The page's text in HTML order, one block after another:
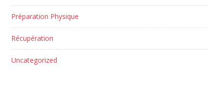
Préparation Physique
Récupération
Uncategorized